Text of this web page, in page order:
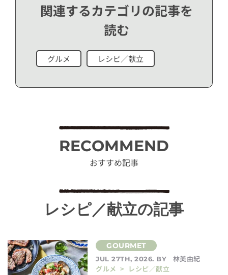
関連するカテゴリの記事を
読む
グルメ レシピ／献立
RECOMMEND
おすすめ記事
レシピ／献立の記事
JUL 27TH, 2026. BY
林美由紀
グルメ > レシピ／献立